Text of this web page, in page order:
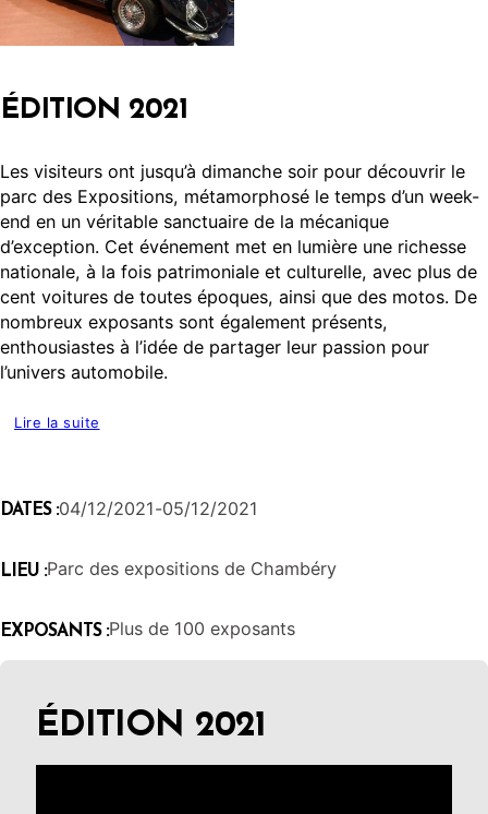
ÉDITION 2021
Les visiteurs ont jusqu’à dimanche soir pour découvrir le
parc des Expositions, métamorphosé le temps d’un week-
end en un véritable sanctuaire de la mécanique
d’exception. Cet événement met en lumière une richesse
nationale, à la fois patrimoniale et culturelle, avec plus de
cent voitures de toutes époques, ainsi que des motos. De
nombreux exposants sont également présents,
enthousiastes à l’idée de partager leur passion pour
l’univers automobile.
Lire la suite
DATES :04/12/2021-05/12/2021
LIEU :Parc des expositions de Chambéry
EXPOSANTS :Plus de 100 exposants
ÉDITION 2021